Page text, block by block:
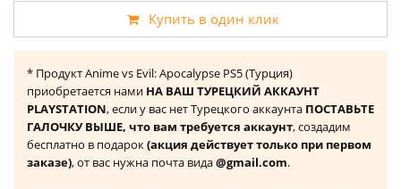
Купить в один клик
* Продукт Anime vs Evil: Apocalypse PS5 (Турция)
приобретается нами НА ВАШ ТУРЕЦКИЙ АККАУНТ
PLAYSTATION, если у вас нет Турецкого аккаунта ПОСТАВЬТЕ
ГАЛОЧКУ ВЫШЕ, что вам требуется аккаунт, создадим
бесплатно в подарок(акция действует только при первом
заказе), от вас нужна почта вида@gmail.com.